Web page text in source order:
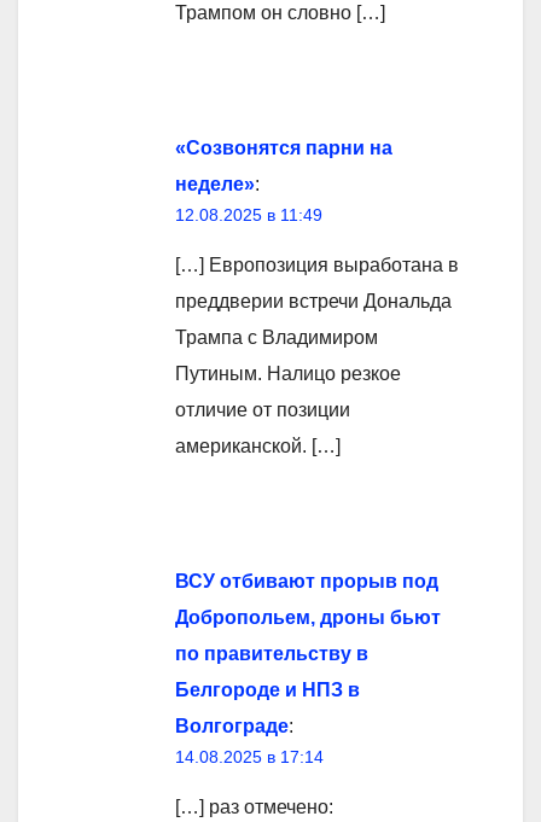
Трампом он словно […]
«Созвонятся парни на
неделе»:
12.08.2025 в 11:49
[…] Европозиция выработана в
преддверии встречи Дональда
Трампа с Владимиром
Путиным. Налицо резкое
отличие от позиции
американской. […]
ВСУ отбивают прорыв под
Добропольем, дроны бьют
по правительству в
Белгороде и НПЗ в
Волгограде:
14.08.2025 в 17:14
[…] раз отмечено: